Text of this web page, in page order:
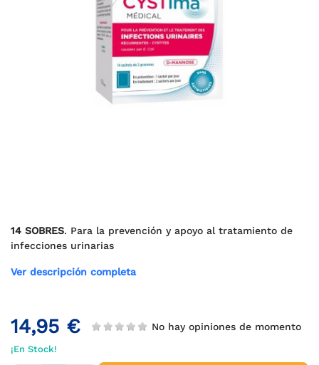
14 SOBRES. Para la prevención y apoyo al tratamiento de
infecciones urinarias
Ver descripción completa
14,95 € No hay opiniones de momento
¡En Stock!